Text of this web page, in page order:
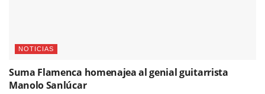
NOTICIAS
Suma Flamenca homenajea al genial guitarrista
Manolo Sanlúcar